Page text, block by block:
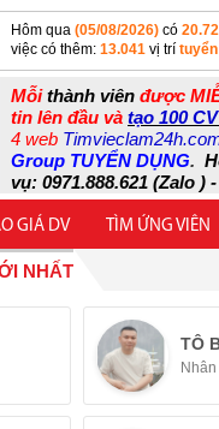
Hôm qua (05/08/2026) có
việc có thêm: 13.041 vị trí
Mỗithành viên được
tin lên đầu và tạo 100
4 web
Group TUYỂN DỤNG.
vụ: 0971.888.621 (Zalo )
GIÁ DV TÌM ỨNG VIÊN
NHẤT
TÔ